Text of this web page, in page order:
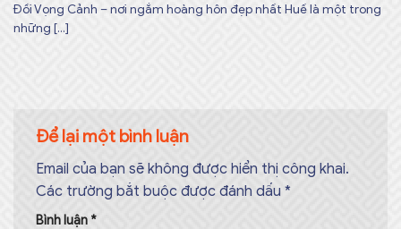
Đồi Vọng Cảnh – nơi ngắm hoàng hôn đẹp nhất Huế là một trong
những [...]
Để lại một bình luận
Email của bạn sẽ không được hiển thị công khai.
Các trường bắt buộc được đánh dấu *
Bình luận *